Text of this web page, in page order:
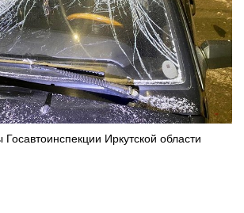
Иркутской области